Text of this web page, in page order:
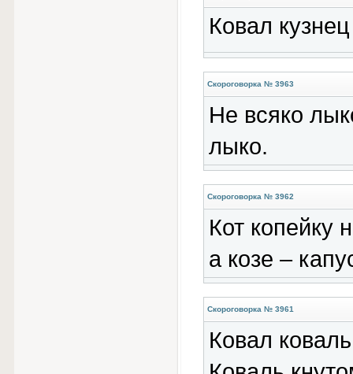
Ковал
Скороговорка № 3963
Не всяко
лыко.
Скороговорка № 3962
Кот копейку
а козе –
Скороговорка № 3961
Ковал